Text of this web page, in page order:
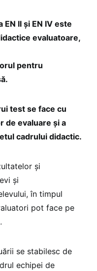
II și EN IV este
evaluatoare,
pentru
test se face cu
de evaluare și a
cadrului didactic.
și
și
în timpul
pot face pe
se stabilesc de
echipei de